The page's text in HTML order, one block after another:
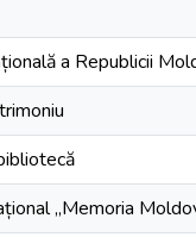
a Republicii
„Memoria